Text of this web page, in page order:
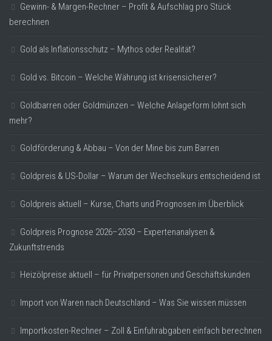
Gewinn- & Margen-Rechner – Profit & Aufschlag pro Stück
berechnen
Gold als Inflationsschutz – Mythos oder Realität?
Gold vs. Bitcoin – Welche Währung ist krisensicherer?
Goldbarren oder Goldmünzen – Welche Anlageform lohnt sich
mehr?
Goldförderung & Abbau – Von der Mine bis zum Barren
Goldpreis & US-Dollar – Warum der Wechselkurs entscheidend ist
Goldpreis aktuell – Kurse, Charts und Prognosen im Überblick
Goldpreis Prognose 2026–2030 – Expertenanalysen &
Zukunftstrends
Heizölpreise aktuell – für Privatpersonen und Geschäftskunden
Import von Waren nach Deutschland – Was Sie wissen müssen
Importkosten-Rechner – Zoll & Einfuhrabgaben einfach berechnen